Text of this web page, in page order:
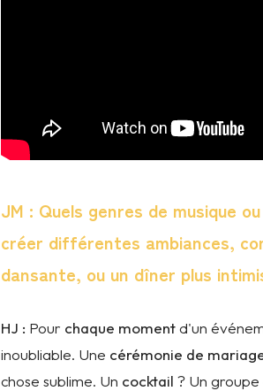
JM : Quels genres de musique
créer différentes ambiances,
dansante, ou un dîner plus
HJ : Pour chaque momentd'un
inoubliable. Une cérémonie de
chose sublime. Un cocktail ? Un